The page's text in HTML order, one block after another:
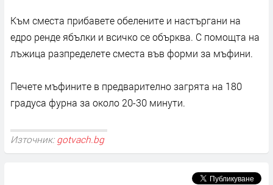
Към сместа прибавете обелените и настъргани на
едро ренде ябълки и всичко се обърква. С помощта на
лъжица разпределете сместа във форми за мъфини.
Печете мъфините в предварително загрята на 180
градуса фурна за около 20-30 минути.
Източник: gotvach.bg